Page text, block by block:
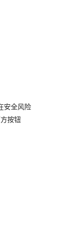
安全风险
按钮